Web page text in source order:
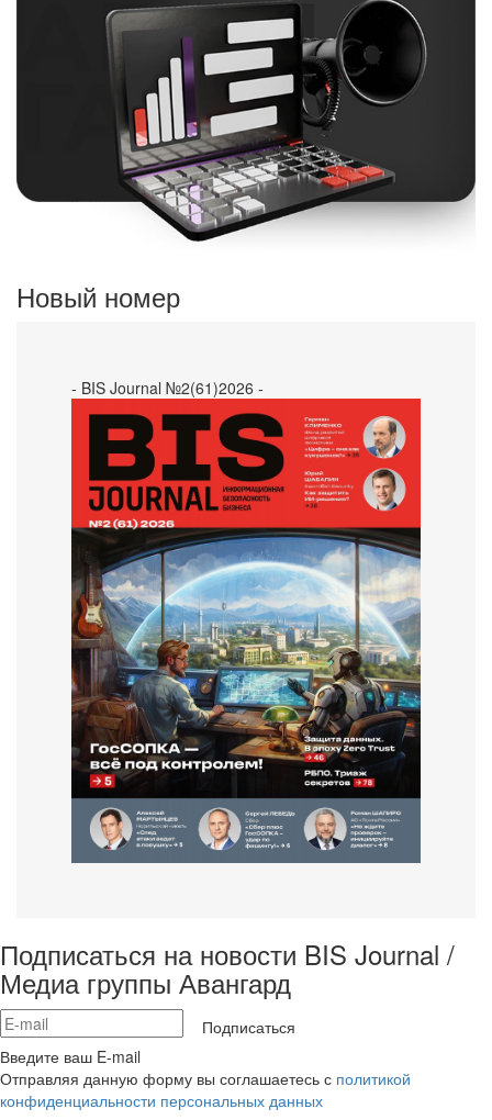
Новый номер
- BIS Journal №2(61)2026 -
Подписаться на новости BIS Journal /
Медиа группы Авангард
Подписаться
Введите ваш E-mail
Отправляя данную форму вы соглашаетесь с политикой
конфиденциальности персональных данных